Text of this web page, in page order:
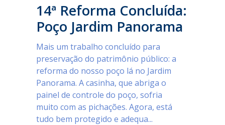
14ª Reforma Concluída:
Poço Jardim Panorama
Mais um trabalho concluído para
preservação do patrimônio público: a
reforma do nosso poço lá no Jardim
Panorama. A casinha, que abriga o
painel de controle do poço, sofria
muito com as pichações. Agora, está
tudo bem protegido e adequa...